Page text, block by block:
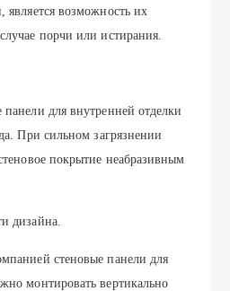
является возможность их
порчи или истирания.
для внутренней отделки
При сильном загрязнении
покрытие неабразивным
дизайна.
стеновые панели для
монтировать вертикально